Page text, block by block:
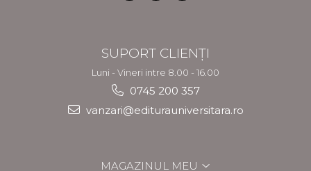
SUPORT CLIENȚI
Luni - Vineri intre 8.00 - 16.00
0745 200 357
vanzari@editurauniversitara.ro
MAGAZINUL MEU